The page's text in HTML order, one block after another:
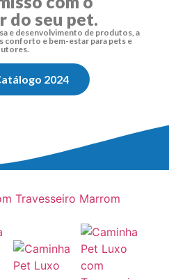
do seu pet.
e desenvolvimento de produtos, a
conforto e bem-estar para pets e
2024